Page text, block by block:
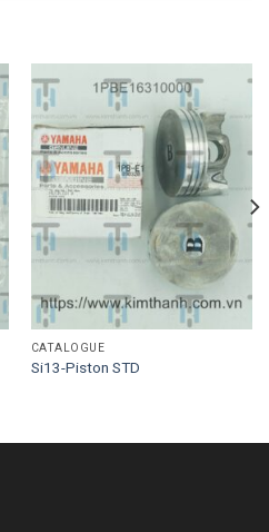
CATALOGUE
Si13-Piston STD